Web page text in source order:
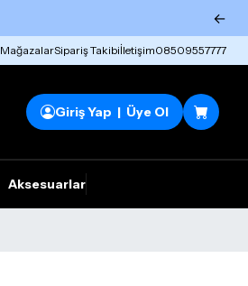
←
MağazalarSipariş Takibiİletişim08509557777
Giriş Yap | Üye Ol
Aksesuarlar